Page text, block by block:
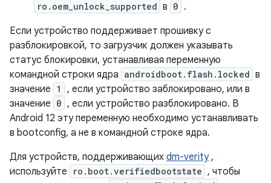
ro.oem_unlock_supported в 0 .
Если устройство поддерживает прошивку с
разблокировкой, то загрузчик должен указывать
статус блокировки, устанавливая переменную
командной строки ядра androidboot.flash.locked в
значение 1
, если устройство заблокировано, или в
значение 0 , если устройство разблокировано. В
Android 12 эту переменную необходимо устанавливать
в bootconfig, а не в командной строке ядра.
Для устройств, поддерживающих dm-verity,
используйте
ro.boot.verifiedbootstate , чтобы